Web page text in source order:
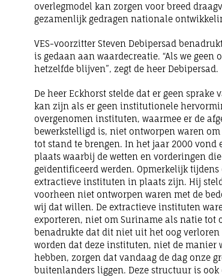
overlegmodel kan zorgen voor breed
gezamenlijk gedragen nationale
VES-voorzitter Steven Debipersad
is gedaan aan waardecreatie. “Als we
hetzelfde blijven”, zegt de heer Debipersad.
De heer Eckhorst stelde dat er geen
kan zijn als er geen institutionele
overgenomen instituten, waarmee er de
bewerkstelligd is, niet ontworpen waren
tot stand te brengen. In het jaar 2000 vond
plaats waarbij de wetten en vorderingen
geïdentificeerd werden. Opmerkelijk tijdens
extractieve instituten in plaats zijn. Hij
voorheen niet ontworpen waren met de
wij dat willen. De extractieve instituten
exporteren, niet om Suriname als natie
benadrukte dat dit niet uit het oog verloren
worden dat deze instituten, niet de manier
hebben, zorgen dat vandaag de dag onze
buitenlanders liggen. Deze structuur is